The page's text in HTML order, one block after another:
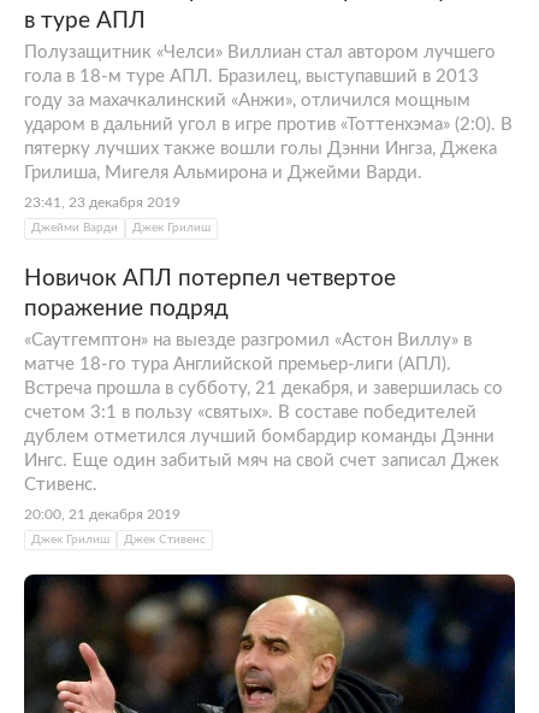
в туре АПЛ
Полузащитник «Челси» Виллиан стал автором лучшего
гола в 18-м туре АПЛ. Бразилец, выступавший в 2013
году за махачкалинский «Анжи», отличился мощным
ударом в дальний угол в игре против «Тоттенхэма» (2:0). В
пятерку лучших также вошли голы Дэнни Ингза, Джека
Грилиша, Мигеля Альмирона и Джейми Варди.
23:41, 23 декабря 2019
Джейми Варди Джек Грилиш
Новичок АПЛ потерпел четвертое
поражение подряд
«Саутгемптон» на выезде разгромил «Астон Виллу» в
матче 18-го тура Английской премьер-лиги (АПЛ).
Встреча прошла в субботу, 21 декабря, и завершилась со
счетом 3:1 в пользу «святых». В составе победителей
дублем отметился лучший бомбардир команды Дэнни
Ингс. Еще один забитый мяч на свой счет записал Джек
Стивенс.
20:00, 21 декабря 2019
Джек Грилиш Джек Стивенс